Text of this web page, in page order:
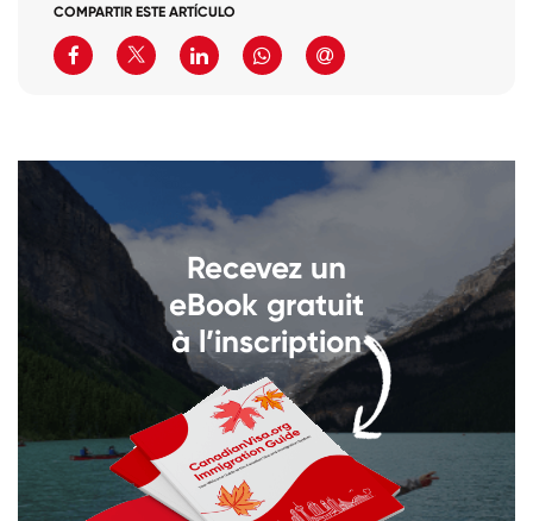
COMPARTIR ESTE ARTÍCULO
Recevez un
eBook gratuit
à l’inscription